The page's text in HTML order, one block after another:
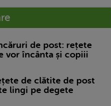
de post: rețete
vor încânta și copiii
de clătite de post
lingi pe degete